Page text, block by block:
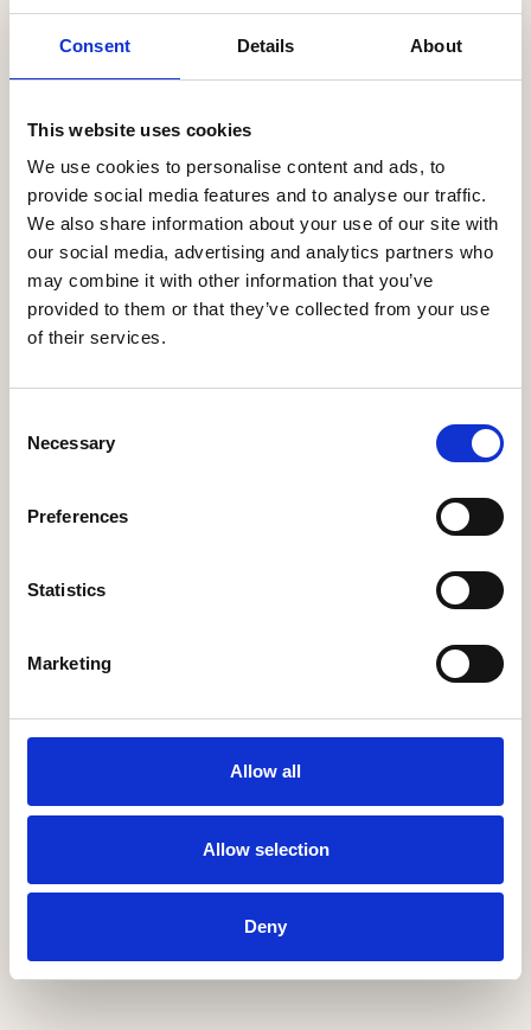
Consent Details About
This website uses cookies
We use cookies to personalise content and ads, to
provide social media features and to analyse our traffic.
We also share information about your use of our site with
our social media, advertising and analytics partners who
may combine it with other information that you’ve
provided to them or that they’ve collected from your use
of their services.
Selection
Necessary
Preferences
Statistics
Marketing
Allow all
Allow selection
Deny
Hyme Energy
vedvarende energikilder til højtempereret, afkarboniseret
See more